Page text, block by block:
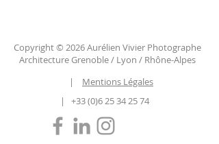
Copyright © 2026 Aurélien Vivier Photographe
Architecture Grenoble / Lyon / Rhône-Alpes
| Mentions Légales
| +33 (0)6 25 34 25 74